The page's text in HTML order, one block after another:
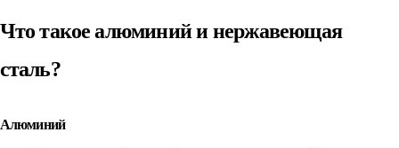
Что такое алюминий и нержавеющая
сталь?
Алюминий